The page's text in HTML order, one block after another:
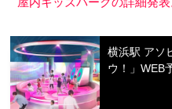
横浜駅 アソ
ウ！」WEB